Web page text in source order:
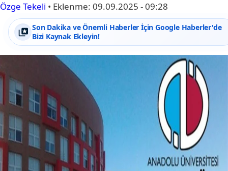
Özge Tekeli • Eklenme: 09.09.2025 - 09:28
Son Dakika ve Önemli Haberler İçin Google Haberler'de
Bizi Kaynak Ekleyin!